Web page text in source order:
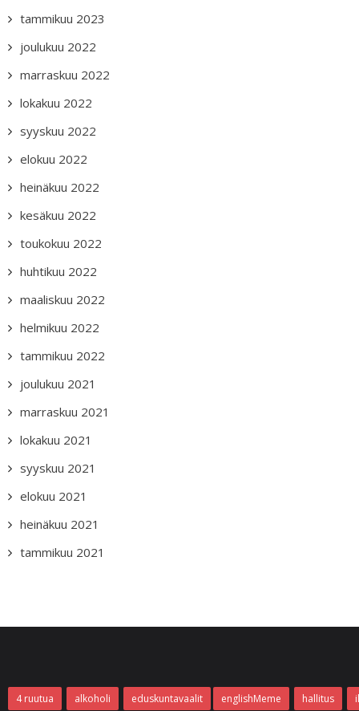
tammikuu 2023
joulukuu 2022
marraskuu 2022
lokakuu 2022
syyskuu 2022
elokuu 2022
heinäkuu 2022
kesäkuu 2022
toukokuu 2022
huhtikuu 2022
maaliskuu 2022
helmikuu 2022
tammikuu 2022
joulukuu 2021
marraskuu 2021
lokakuu 2021
syyskuu 2021
elokuu 2021
heinäkuu 2021
tammikuu 2021
4 ruutua alkoholi eduskuntavaalit englishMeme hallitus